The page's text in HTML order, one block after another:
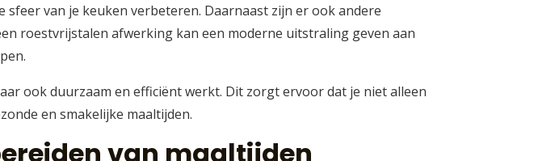
van je keuken verbeteren. Daarnaast zijn er ook andere
roestvrijstalen afwerking kan een moderne uitstraling geven aan
ook duurzaam en efficiënt werkt. Dit zorgt ervoor dat je niet alleen
en smakelijke maaltijden.
van maaltijden